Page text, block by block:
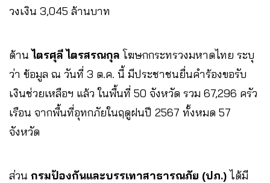
วงเงิน 3,045 ล้านบาท
ด้านไตรศุลี ไตรสรณกุล โฆษกกระทรวงมหาดไทย ระบุ
ว่า ข้อมูล ณ วันที่ 3 ต.ค. นี้ มีประชาชนยื่นคำร้องขอรับ
เงินช่วยเหลือฯ แล้ว ในพื้นที่ 50 จังหวัด รวม 67,296 ครัว
เรือน จากพื้นที่อุทกภัยในฤดูฝนปี 2567 ทั้งหมด 57
จังหวัด
ส่วน กรมป้องกันและบรรเทาสาธารณภัย (ปภ.) ได้มี